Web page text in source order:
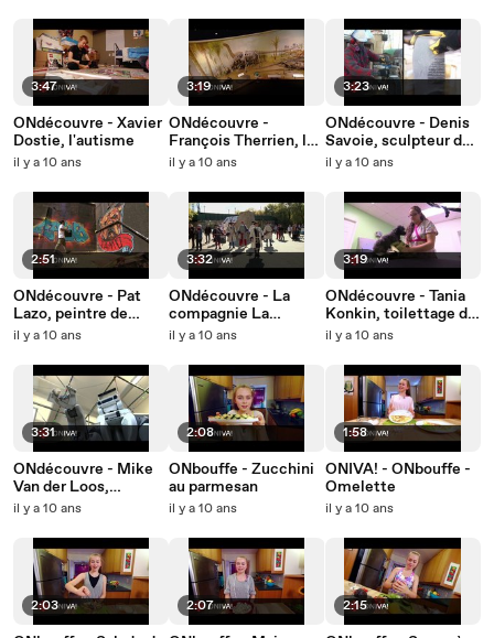
3:47
ONdécouvre - Xavier
Dostie, l'autisme
il y a 10 ans
2:51
ONdécouvre - Pat
Lazo, peintre de
graffiti
il y a 10 ans
3:31
ONdécouvre - Mike
Van der Loos,
robotique à l'UCB
il y a 10 ans
2:03
3:19
ONdécouvre -
François Therrien, le
musée Tyrell
il y a 10 ans
3:32
ONdécouvre - La
compagnie La
Vérendrye
il y a 10 ans
2:08
ONbouffe - Zucchini
au parmesan
il y a 10 ans
2:07
3:23
ONdécouvre - Denis
Savoie, sculpteur de
pierre
il y a 10 ans
3:19
ONdécouvre - Tania
Konkin, toilettage de
chiens
il y a 10 ans
1:58
ONIVA! - ONbouffe -
Omelette
il y a 10 ans
2:15